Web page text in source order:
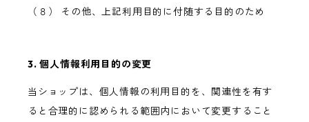
（８） その他、上記利用目的に付随する目的のため
3. 個人情報利用目的の変更
当ショップは、個人情報の利用目的を、関連性を有す
ると合理的に認められる範囲内において変更すること